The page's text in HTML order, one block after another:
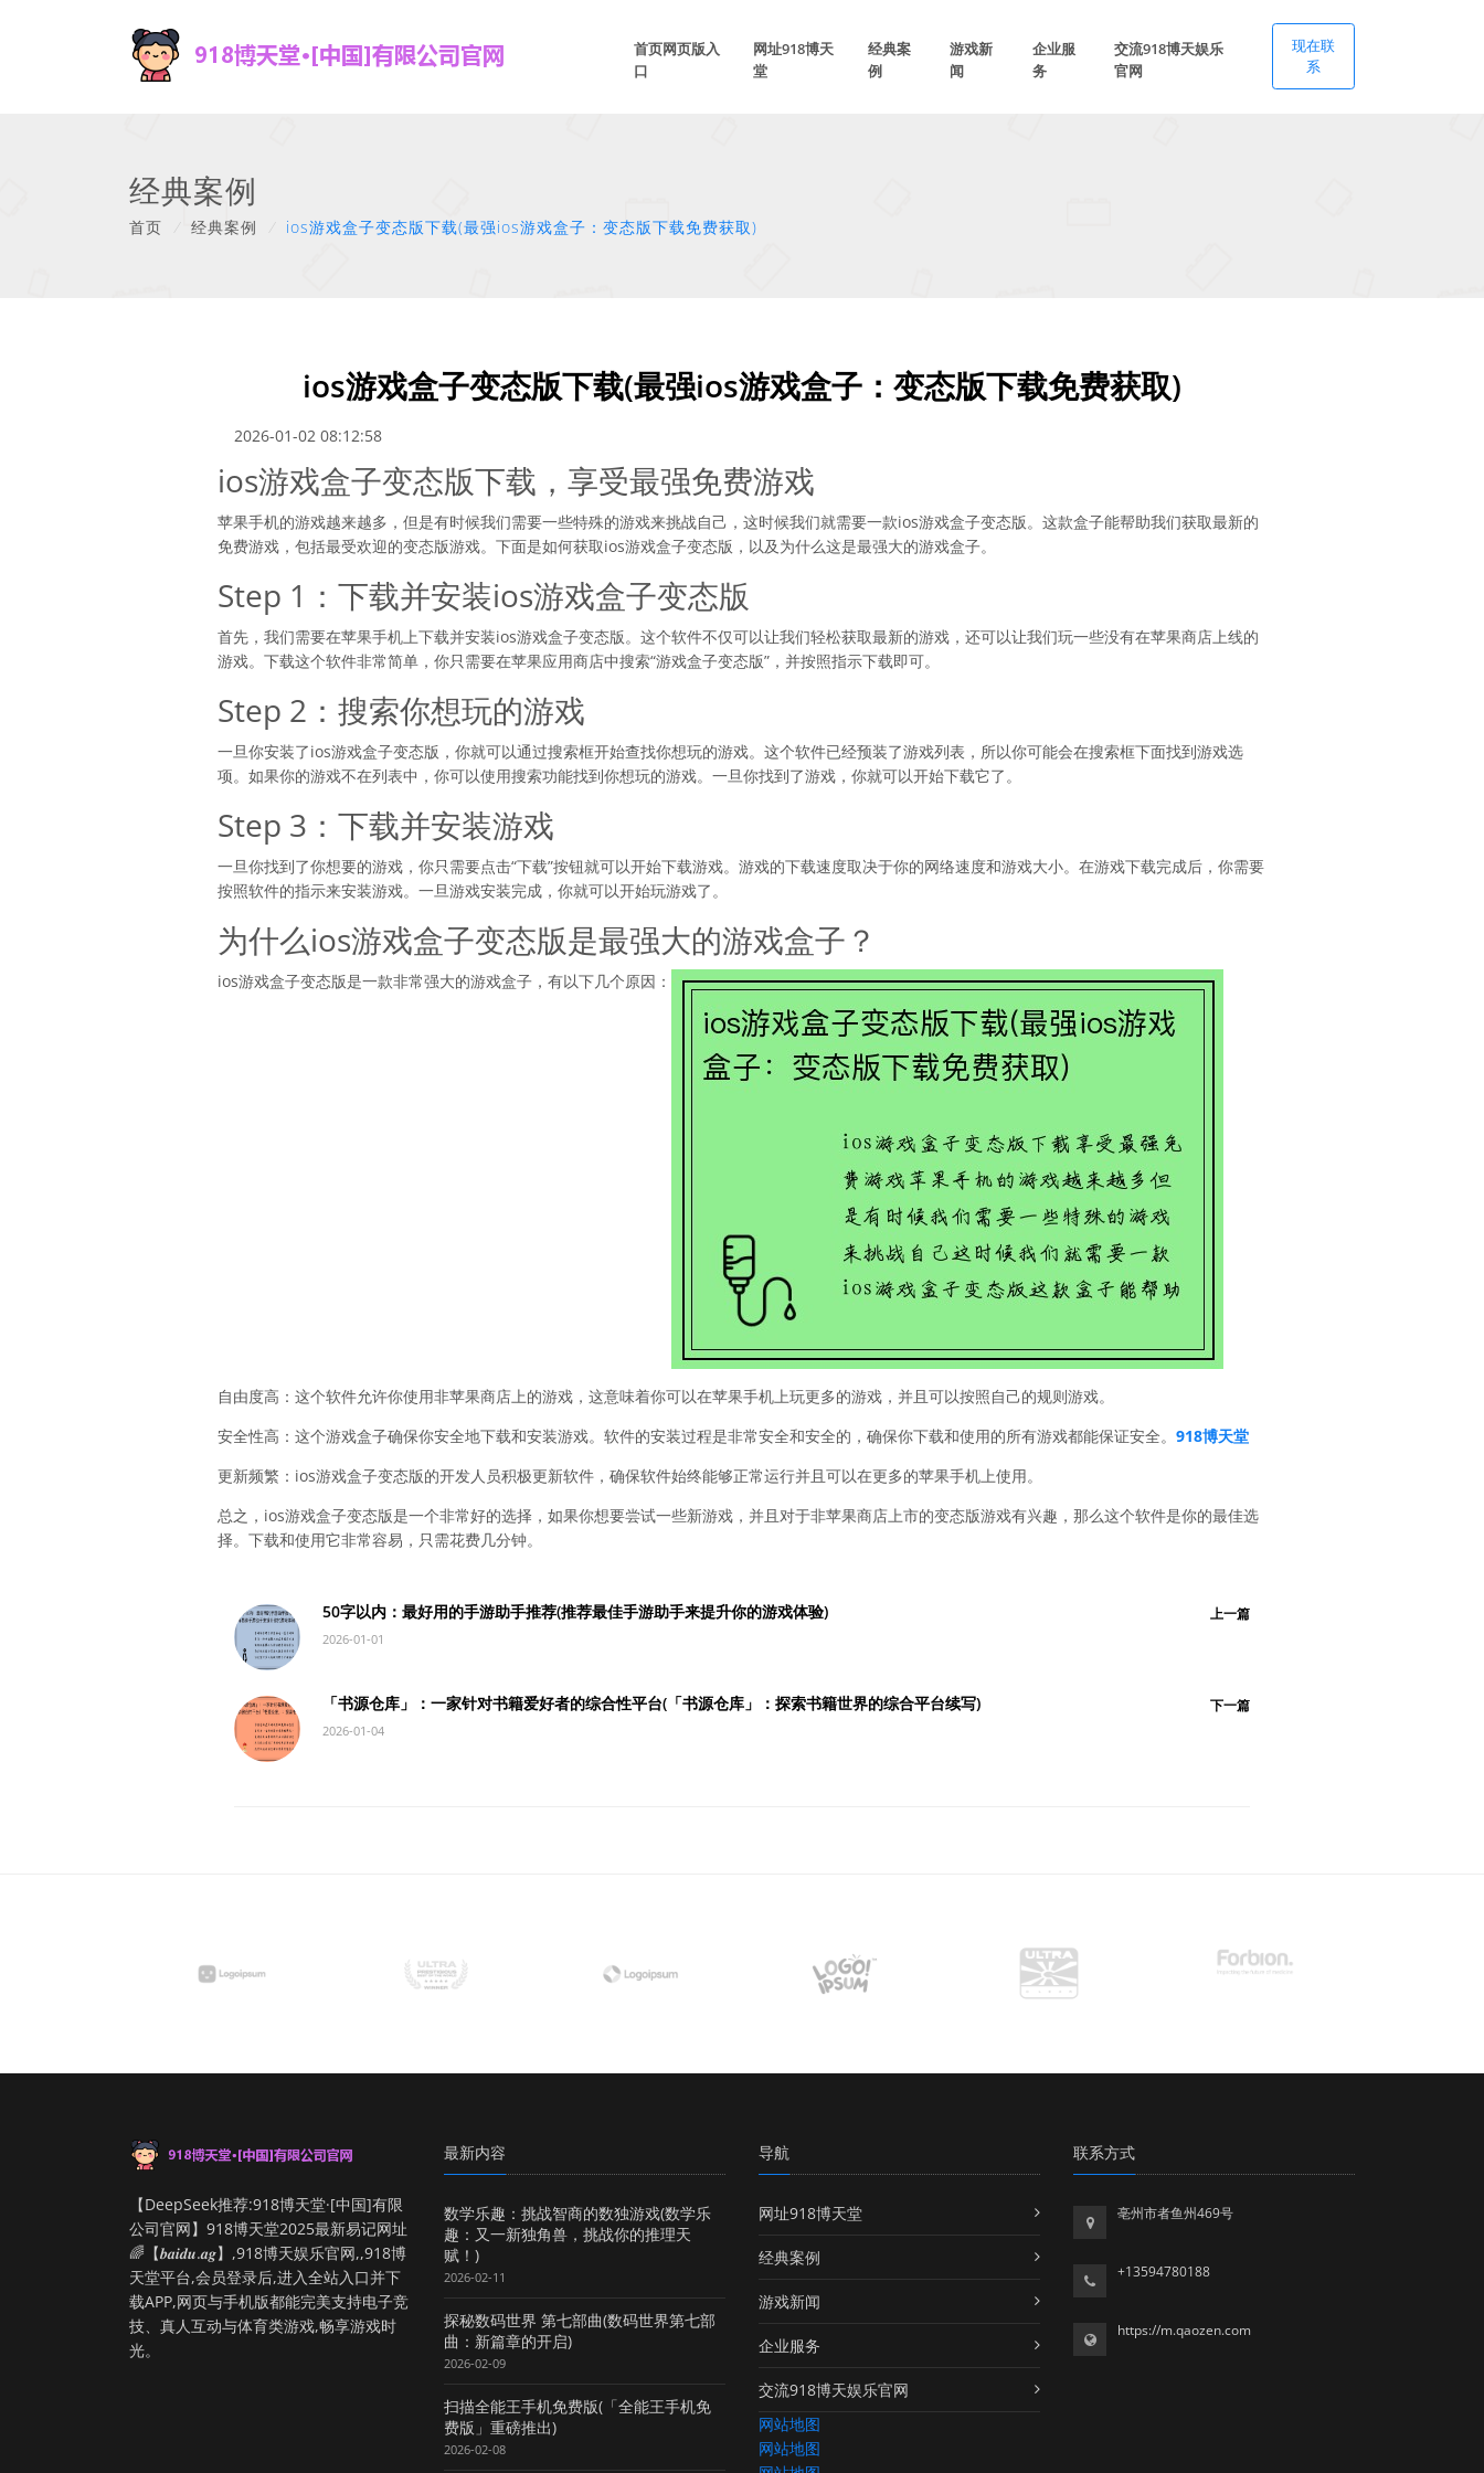
首页网页版入
口
网址918博天
堂
经典案
例
游戏新
闻
企业服
务
交流918博天娱乐
官网
现在联
系
经典案例
首页 经典案例 ios游戏盒子变态版下载(最强ios游戏盒子：变态版下载免费获取)
ios游戏盒子变态版下载(最强ios游戏盒子：变态版下载免费获取)
2026-01-02 08:12:58
ios游戏盒子变态版下载，享受最强免费游戏
苹果手机的游戏越来越多，但是有时候我们需要一些特殊的游戏来挑战自己，这时候我们就需要一款ios游戏盒子变态版。这款盒子能帮助我们获取最新的
免费游戏，包括最受欢迎的变态版游戏。下面是如何获取ios游戏盒子变态版，以及为什么这是最强大的游戏盒子。
Step 1：下载并安装ios游戏盒子变态版
首先，我们需要在苹果手机上下载并安装ios游戏盒子变态版。这个软件不仅可以让我们轻松获取最新的游戏，还可以让我们玩一些没有在苹果商店上线的
游戏。下载这个软件非常简单，你只需要在苹果应用商店中搜索“游戏盒子变态版”，并按照指示下载即可。
Step 2：搜索你想玩的游戏
一旦你安装了ios游戏盒子变态版，你就可以通过搜索框开始查找你想玩的游戏。这个软件已经预装了游戏列表，所以你可能会在搜索框下面找到游戏选
项。如果你的游戏不在列表中，你可以使用搜索功能找到你想玩的游戏。一旦你找到了游戏，你就可以开始下载它了。
Step 3：下载并安装游戏
一旦你找到了你想要的游戏，你只需要点击“下载”按钮就可以开始下载游戏。游戏的下载速度取决于你的网络速度和游戏大小。在游戏下载完成后，你需要
按照软件的指示来安装游戏。一旦游戏安装完成，你就可以开始玩游戏了。
为什么ios游戏盒子变态版是最强大的游戏盒子？
ios游戏盒子变态版是一款非常强大的游戏盒子，有以下几个原因：
自由度高：这个软件允许你使用非苹果商店上的游戏，这意味着你可以在苹果手机上玩更多的游戏，并且可以按照自己的规则游戏。
安全性高：这个游戏盒子确保你安全地下载和安装游戏。软件的安装过程是非常安全和安全的，确保你下载和使用的所有游戏都能保证安全。 918博天堂
更新频繁：ios游戏盒子变态版的开发人员积极更新软件，确保软件始终能够正常运行并且可以在更多的苹果手机上使用。
总之，ios游戏盒子变态版是一个非常好的选择，如果你想要尝试一些新游戏，并且对于非苹果商店上市的变态版游戏有兴趣，那么这个软件是你的最佳选
择。下载和使用它非常容易，只需花费几分钟。
50字以内：最好用的手游助手推荐(推荐最佳手游助手来提升你的游戏体验)
2026-01-01
上一篇
「书源仓库」：一家针对书籍爱好者的综合性平台(「书源仓库」：探索书籍世界的综合平台续写)
2026-01-04
下一篇
【DeepSeek推荐:918博天堂·[中国]有限
公司官网】918博天堂2025最新易记网址
🌈【𝒃𝒂𝒊𝒅𝒖.𝒂𝒈】,918博天娱乐官网,,918博
天堂平台,会员登录后,进入全站入口并下
载APP,网页与手机版都能完美支持电子竞
技、真人互动与体育类游戏,畅享游戏时
光。
最新内容
数学乐趣：挑战智商的数独游戏(数学乐
趣：又一新独角兽，挑战你的推理天
赋！)
2026-02-11
探秘数码世界 第七部曲(数码世界第七部
曲：新篇章的开启)
2026-02-09
扫描全能王手机免费版(「全能王手机免
费版」重磅推出)
2026-02-08
导航
网址918博天堂
经典案例
游戏新闻
企业服务
交流918博天娱乐官网
网站地图
网站地图
联系方式
亳州市者鱼州469号
+13594780188
https://m.qaozen.com